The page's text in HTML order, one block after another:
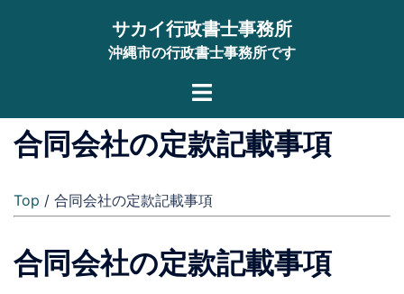
サカイ行政書士事務所
沖縄市の行政書士事務所です
ト
ル
メ
ュ
合同会社の定款記載事項
Top / 合同会社の定款記載事項
合同会社の定款記載事項